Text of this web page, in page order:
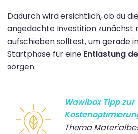
Dadurch wird ersichtlich, ob du
angedachte Investition zunächst
aufschieben solltest, um gerade
Startphase für eine Entlastung
sorgen.
Wawibox Tipp zur
Thema